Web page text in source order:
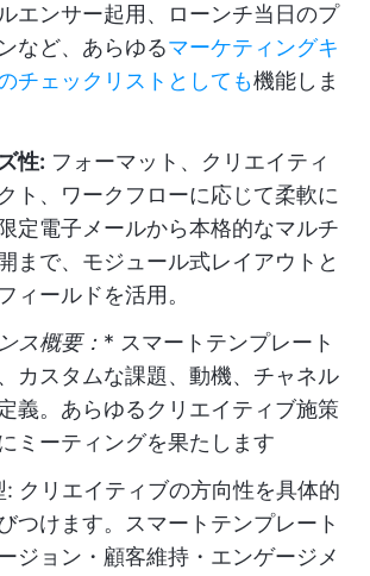
エンサー起用、ローンチ当日のプ
など、あらゆるマーケティングキ
チェックリストとしても機能しま
性: フォーマット、クリエイティ
ト、ワークフローに応じて柔軟に
定電子メールから本格的なマルチ
まで、モジュール式レイアウトと
ィールドを活用。
ス概要： * スマートテンプレート
カスタムな課題、動機、チャネル
義。あらゆるクリエイティブ施策
ミーティングを果たします
クリエイティブの方向性を具体的
つけます。スマートテンプレート
ジョン・顧客維持・エンゲージメ